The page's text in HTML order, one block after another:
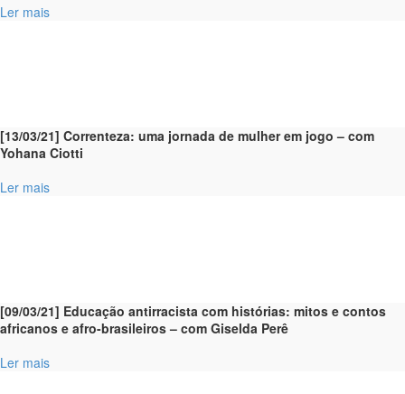
Ler mais
[13/03/21] Correnteza: uma jornada de mulher em jogo – com
Yohana Ciotti
Ler mais
[09/03/21] Educação antirracista com histórias: mitos e contos
africanos e afro-brasileiros – com Giselda Perê
Ler mais